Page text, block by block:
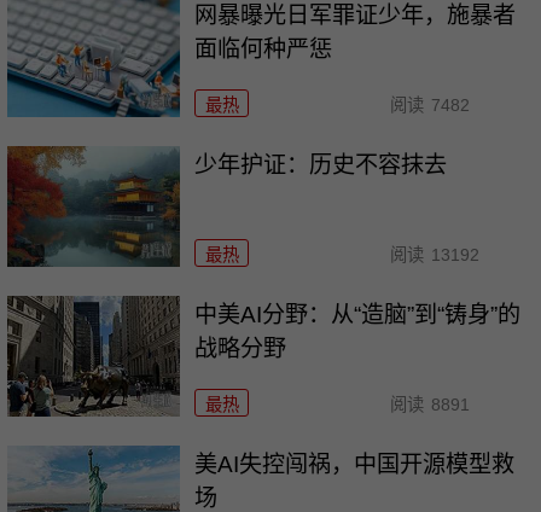
网暴曝光日军罪证少年，施暴者
面临何种严惩
最热 阅读 7482
少年护证：历史不容抹去
最热 阅读 13192
中美AI分野：从“造脑”到“铸身”的
战略分野
最热 阅读 8891
美AI失控闯祸，中国开源模型救
场